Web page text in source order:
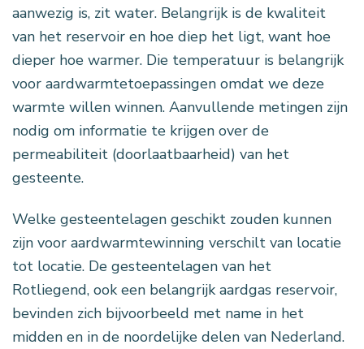
aanwezig is, zit water. Belangrijk is de kwaliteit
van het reservoir en hoe diep het ligt, want hoe
dieper hoe warmer. Die temperatuur is belangrijk
voor aardwarmtetoepassingen omdat we deze
warmte willen winnen. Aanvullende metingen zijn
nodig om informatie te krijgen over de
permeabiliteit (doorlaatbaarheid) van het
gesteente.
Welke gesteentelagen geschikt zouden kunnen
zijn voor aardwarmtewinning verschilt van locatie
tot locatie. De gesteentelagen van het
Rotliegend, ook een belangrijk aardgas reservoir,
bevinden zich bijvoorbeeld met name in het
midden en in de noordelijke delen van Nederland.